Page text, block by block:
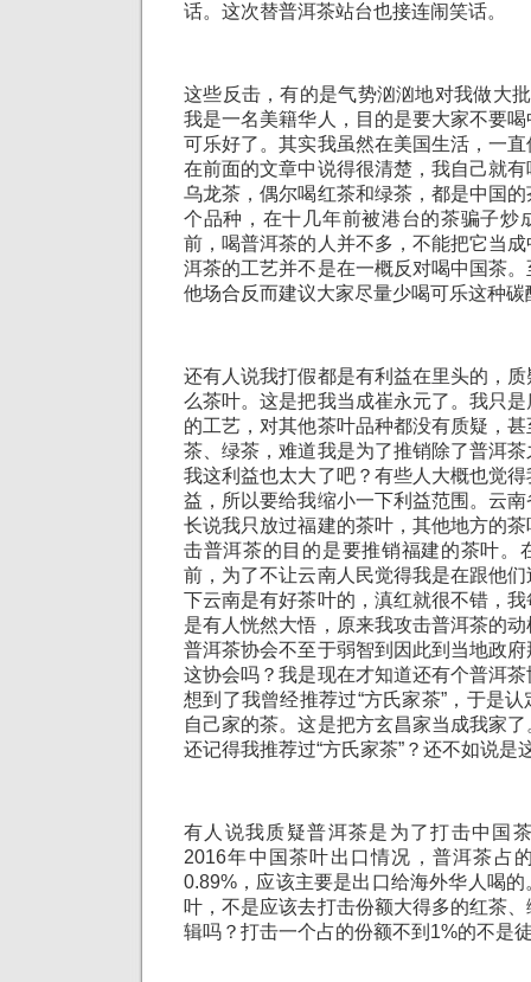
话。这次替普洱茶站台也接连闹笑话。
这些反击，有的是气势汹汹地对我做大
我是一名美籍华人，目的是要大家不要
可乐好了。其实我虽然在美国生活，一
在前面的文章中说得很清楚，我自己就
乌龙茶，偶尔喝红茶和绿茶，都是中国
个品种，在十几年前被港台的茶骗子炒
前，喝普洱茶的人并不多，不能把它当
洱茶的工艺并不是在一概反对喝中国茶
他场合反而建议大家尽量少喝可乐这种碳
还有人说我打假都是有利益在里头的，
么茶叶。这是把我当成崔永元了。我只
的工艺，对其他茶叶品种都没有质疑，
茶、绿茶，难道我是为了推销除了普洱
我这利益也太大了吧？有些人大概也觉
益，所以要给我缩小一下利益范围。云
长说我只放过福建的茶叶，其他地方的
击普洱茶的目的是要推销福建的茶叶。
前，为了不让云南人民觉得我是在跟他
下云南是有好茶叶的，滇红就很不错，
是有人恍然大悟，原来我攻击普洱茶的
普洱茶协会不至于弱智到因此到当地政
这协会吗？我是现在才知道还有个普洱
想到了我曾经推荐过“方氏家茶”，于是
自己家的茶。这是把方玄昌家当成我家
还记得我推荐过“方氏家茶”？还不如说是
有人说我质疑普洱茶是为了打击中国
2016年中国茶叶出口情况，普洱茶占
0.89%，应该主要是出口给海外华人喝
叶，不是应该去打击份额大得多的红茶
辑吗？打击一个占的份额不到1%的不是